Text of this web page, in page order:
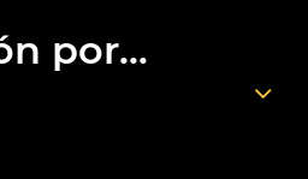
por...